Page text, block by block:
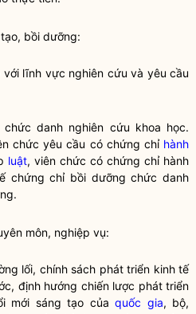
bồi dưỡng:
lĩnh vực nghiên cứu và yêu cầu
danh nghiên cứu khoa học.
chức yêu cầu có chứng chỉ hành
luật, viên chức có chứng chỉ hành
chứng chỉ bồi dưỡng chức danh
môn, nghiệp vụ:
lối, chính sách phát triển kinh tế
, định hướng chiến lược phát triển
mới sáng tạo của quốc gia, bộ,